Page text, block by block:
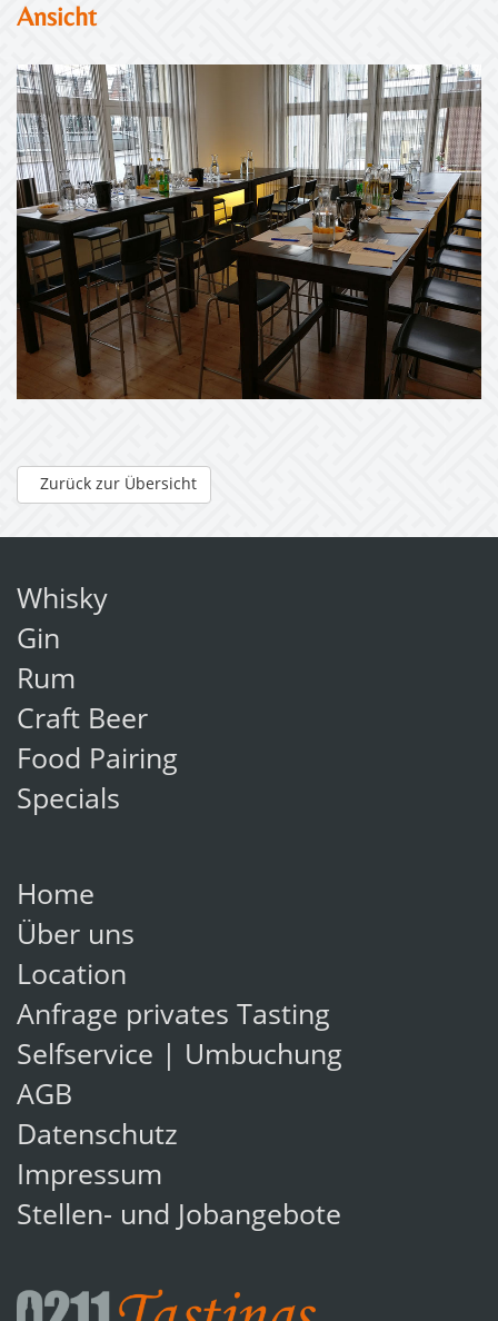
Ansicht
Zurück zur Übersicht
Whisky
Gin
Rum
Craft Beer
Food Pairing
Specials
Home
Über uns
Location
Anfrage privates Tasting
Selfservice | Umbuchung
AGB
Datenschutz
Impressum
Stellen- und Jobangebote